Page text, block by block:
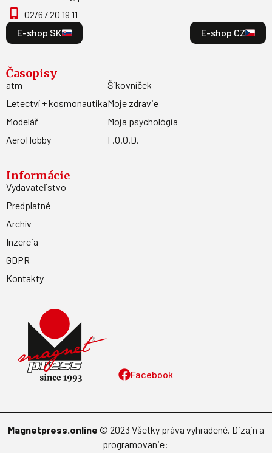
Facebook
02/67 20 19 11
E-shop SK
E-shop CZ
Časopisy
atm
Letectví + kosmonautika
Modelář
AeroHobby
Šikovníček
Moje zdravie
Moja psychológia
F.O.O.D.
Informácie
Vydavateľstvo
Predplatné
Archív
Inzercia
GDPR
Kontakty
Magnetpress.online © 2023 Všetky práva vyhradené. Dizajn a
programovanie: